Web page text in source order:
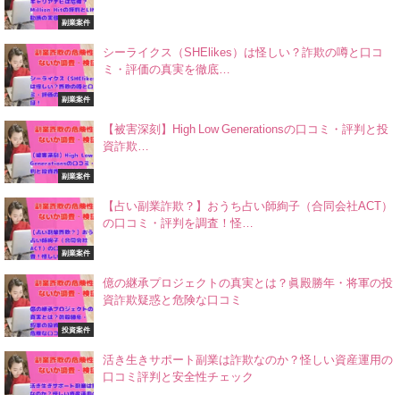
副業案件
副業案件
シーライクス（SHElikes）は怪しい？詐欺の噂と口コ
ミ・評価の真実を徹底…
副業案件
【被害深刻】High Low Generationsの口コミ・評判と投
資詐欺…
副業案件
【占い副業詐欺？】おうち占い師絢子（合同会社ACT）
の口コミ・評判を調査！怪…
投資案件
億の継承プロジェクトの真実とは？眞殿勝年・将軍の投
資詐欺疑惑と危険な口コミ
活き生きサポート副業は詐欺なのか？怪しい資産運用の
口コミ評判と安全性チェック